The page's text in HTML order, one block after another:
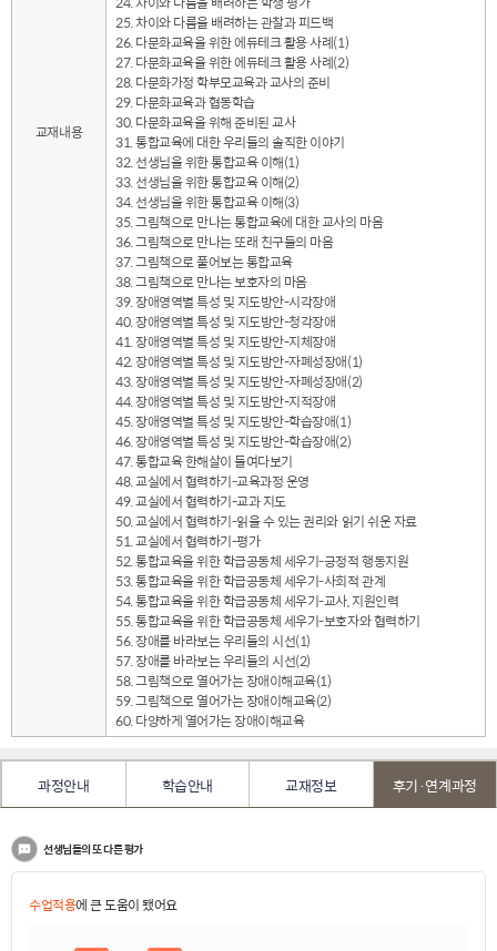
교재내용
25. 차이와 다름을 배려하는 관찰과 피드백
26. 다문화교육을 위한 에듀테크 활용 사례(1)
27. 다문화교육을 위한 에듀테크 활용 사례(2)
28. 다문화가정 학부모교육과 교사의 준비
29. 다문화교육과 협동학습
30. 다문화교육을 위해 준비된 교사
31. 통합교육에 대한 우리들의 솔직한 이야기
32. 선생님을 위한 통합교육 이해(1)
33. 선생님을 위한 통합교육 이해(2)
34. 선생님을 위한 통합교육 이해(3)
35. 그림책으로 만나는 통합교육에 대한 교사의 마음
36. 그림책으로 만나는 또래 친구들의 마음
37. 그림책으로 풀어보는 통합교육
38. 그림책으로 만나는 보호자의 마음
39. 장애영역별 특성 및 지도방안-시각장애
40. 장애영역별 특성 및 지도방안-청각장애
41. 장애영역별 특성 및 지도방안-지체장애
42. 장애영역별 특성 및 지도방안-자폐성장애(1)
43. 장애영역별 특성 및 지도방안-자폐성장애(2)
44. 장애영역별 특성 및 지도방안-지적장애
45. 장애영역별 특성 및 지도방안-학습장애(1)
46. 장애영역별 특성 및 지도방안-학습장애(2)
47. 통합교육 한해살이 들여다보기
48. 교실에서 협력하기-교육과정 운영
49. 교실에서 협력하기-교과 지도
50. 교실에서 협력하기-읽을 수 있는 권리와 읽기 쉬운 자료
51. 교실에서 협력하기-평가
52. 통합교육을 위한 학급공동체 세우기-긍정적 행동지원
53. 통합교육을 위한 학급공동체 세우기-사회적 관계
54. 통합교육을 위한 학급공동체 세우기-교사, 지원인력
55. 통합교육을 위한 학급공동체 세우기-보호자와 협력하기
56. 장애를 바라보는 우리들의 시선(1)
57. 장애를 바라보는 우리들의 시선(2)
58. 그림책으로 열어가는 장애이해교육(1)
59. 그림책으로 열어가는 장애이해교육(2)
60. 다양하게 열어가는 장애이해교육
과정안내 학습안내 교재정보 후기·연계과정
선생님들의 또 다른 평가
수업적용에 큰 도움이 됐어요